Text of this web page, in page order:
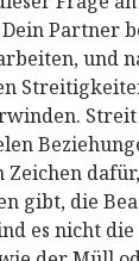
Dein Partner
und
dafür,
gibt, die
es nicht die